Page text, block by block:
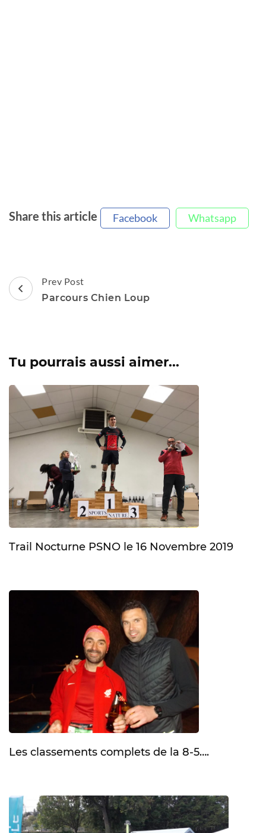
Share this article Facebook Whatsapp
Post
Navigation
Prev Post
Parcours Chien Loup
Tu pourrais aussi aimer...
Trail Nocturne PSNO le 16 Novembre 2019
Les classements complets de la 8-5….